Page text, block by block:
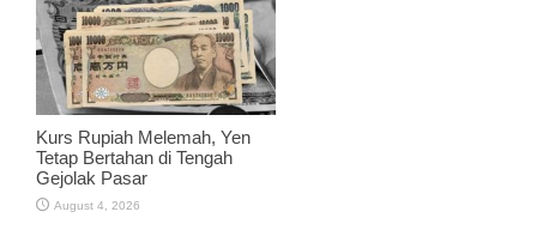
Kurs Rupiah Melemah, Yen
Tetap Bertahan di Tengah
Gejolak Pasar
August 4, 2026